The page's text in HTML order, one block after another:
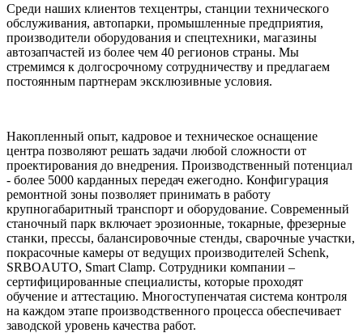
Среди наших клиентов техцентры, станции технического
обслуживания, автопарки, промышленные предприятия,
производители оборудования и спецтехники, магазины
автозапчастей из более чем 40 регионов страны. Мы
стремимся к долгосрочному сотрудничеству и предлагаем
постоянным партнерам эксклюзивные условия.
Накопленный опыт, кадровое и техническое оснащение
центра позволяют решать задачи любой сложности от
проектирования до внедрения. Производственный потенциал
- более 5000 карданных передач ежегодно. Конфигурация
ремонтной зоны позволяет принимать в работу
крупногабаритный транспорт и оборудование. Современный
станочный парк включает эрозионные, токарные, фрезерные
станки, прессы, балансировочные стенды, сварочные участки,
покрасочные камеры от ведущих производителей Schenk,
SRBOAUTO, Smart Clamp. Сотрудники компании –
сертифицированные специалисты, которые проходят
обучение и аттестацию. Многоступенчатая система контроля
на каждом этапе производственного процесса обеспечивает
заводской уровень качества работ.